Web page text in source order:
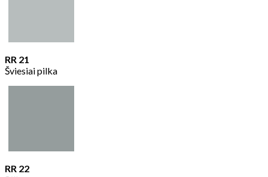
RR 21
Šviesiai pilka
RR 22